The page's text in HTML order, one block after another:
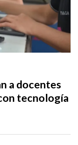
a docentes
tecnología